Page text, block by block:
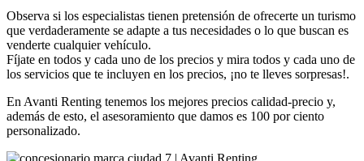
Observa si los especialistas tienen pretensión de ofrecerte un turismo
que verdaderamente se adapte a tus necesidades o lo que buscan es
venderte cualquier vehículo.
Fíjate en todos y cada uno de los precios y mira todos y cada uno de
los servicios que te incluyen en los precios, ¡no te lleves sorpresas!.
En Avanti Renting tenemos los mejores precios calidad-precio y,
además de esto, el asesoramiento que damos es 100 por ciento
personalizado.